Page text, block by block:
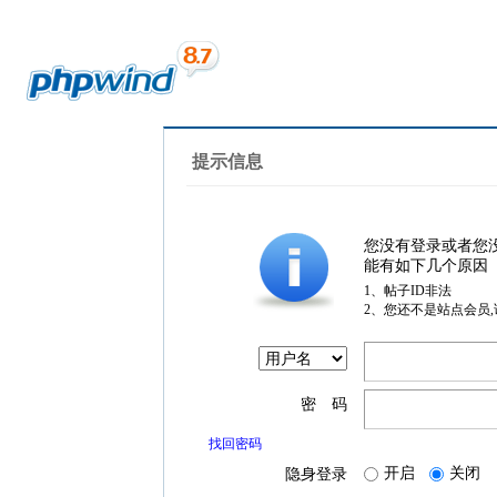
提示信息
您没有登录或者您
能有如下几个原因
1、帖子ID非法
2、您还不是站点会员
密 码
找回密码
隐身登录 开启 关闭